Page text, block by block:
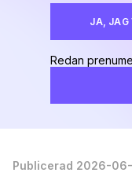
JA, JAG
Redan
Publicerad 2026-